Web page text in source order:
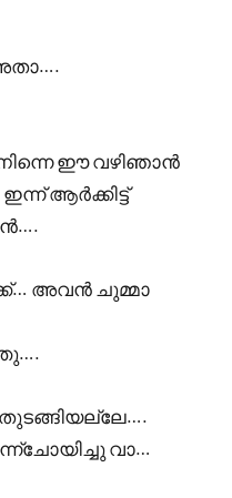
ഈ വഴിഞാൻ
ആർക്കിട്ട്
അവൻ ചുമ്മാ
വാ…